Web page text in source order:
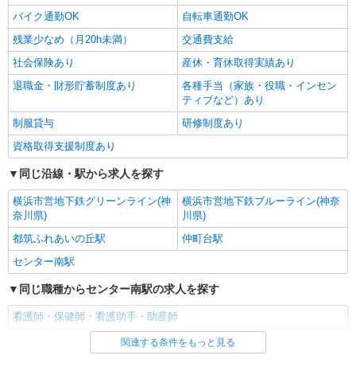
バイク通勤OK
自転車通勤OK
残業少なめ（月20h未満）
交通費支給
社会保険あり
産休・育休取得実績あり
退職金・財形貯蓄制度あり
各種手当（家族・役職・インセン
ティブなど）あり
制服貸与
研修制度あり
資格取得支援制度あり
同じ沿線・駅から求人を探す
横浜市営地下鉄グリーンライン(神
奈川県)
横浜市営地下鉄ブルーライン(神奈
川県)
都筑ふれあいの丘駅
仲町台駅
センター南駅
同じ職種からセンター南駅の求人を探す
看護師・保健師・看護助手・助産師
同じ雇用形態からセンター南駅の求人を探す
関連する条件をもっと見る